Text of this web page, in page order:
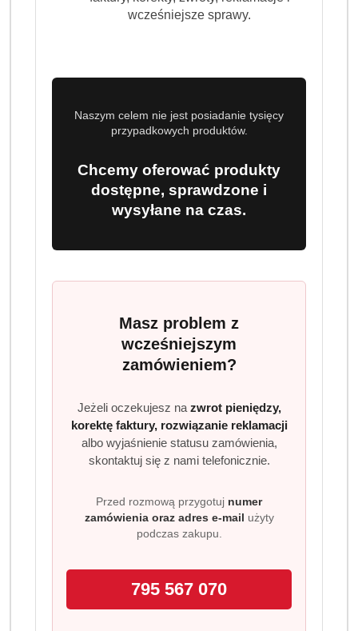
wcześniejsze sprawy.
Naszym celem nie jest posiadanie tysięcy
przypadkowych produktów.
Chcemy oferować produkty
dostępne, sprawdzone i
wysyłane na czas.
Masz problem z
wcześniejszym
zamówieniem?
Jeżeli oczekujesz na zwrot pieniędzy,
korektę faktury, rozwiązanie reklamacji
albo wyjaśnienie statusu zamówienia,
skontaktuj się z nami telefonicznie.
Przed rozmową przygotuj numer
zamówienia oraz adres e-mail użyty
podczas zakupu.
795 567 070